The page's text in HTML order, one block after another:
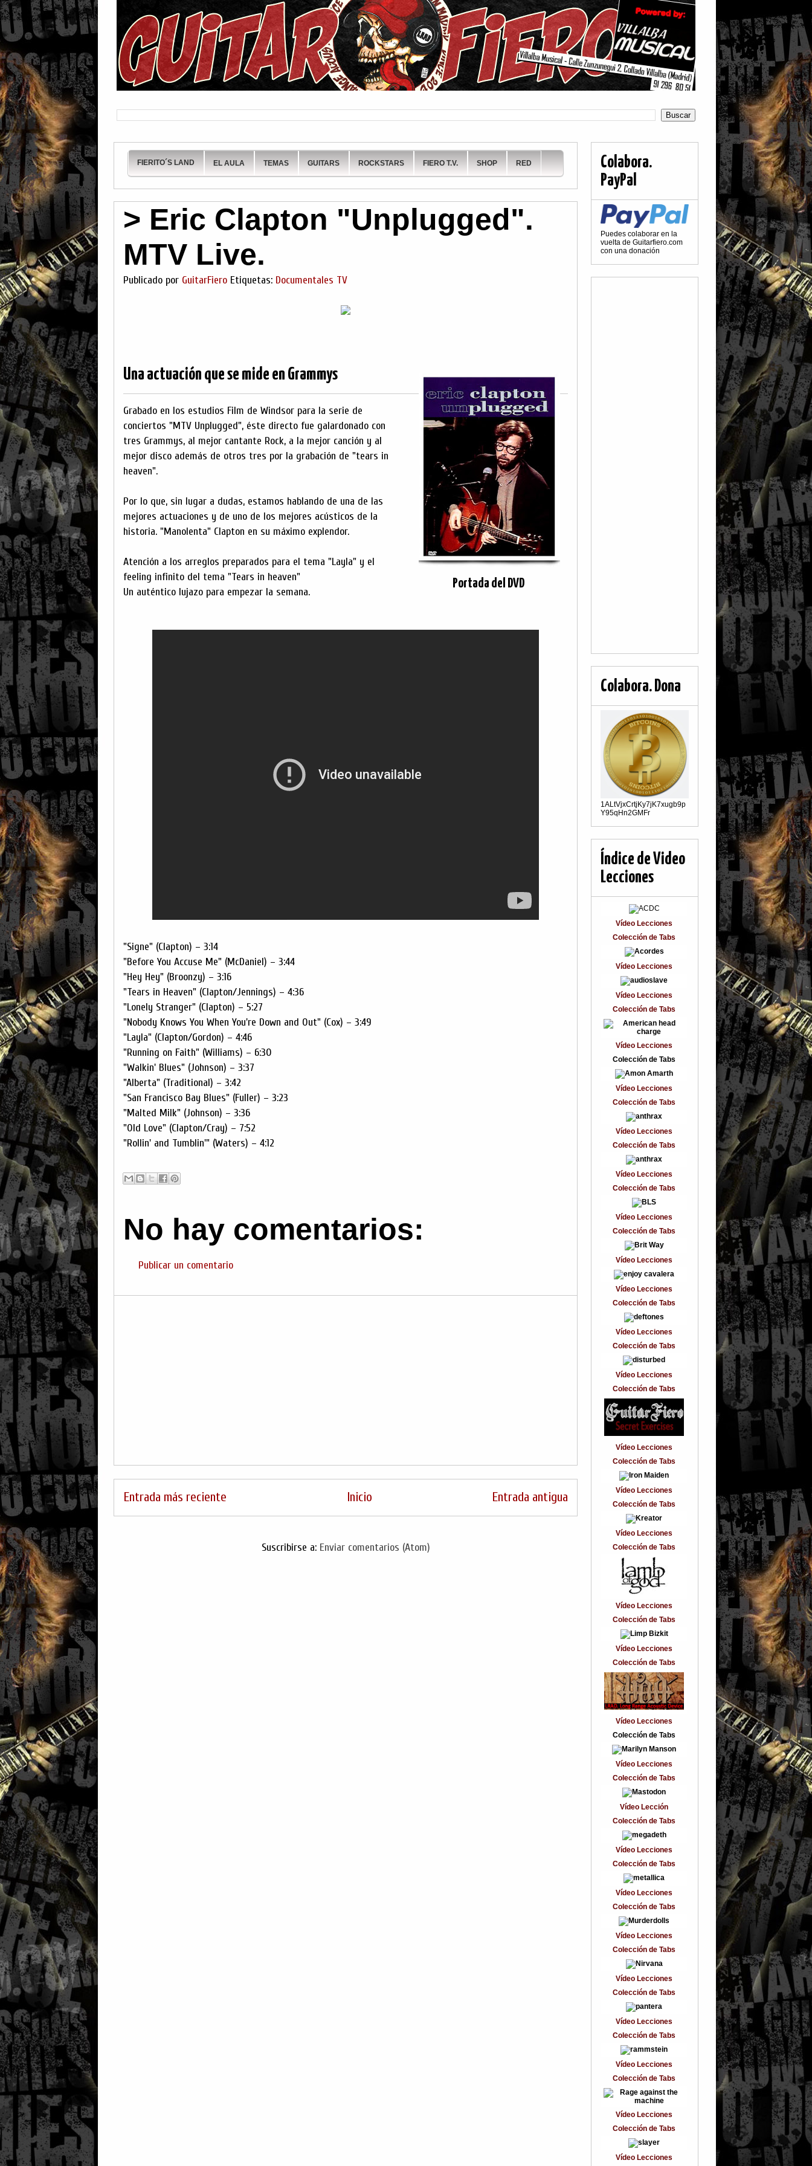
FIERITO´S LAND EL AULA TEMAS GUITARS ROCKSTARS FIERO T.V. SHOP RED
> Eric Clapton "Unplugged".
MTV Live.
Publicado por GuitarFiero Etiquetas: Documentales TV
Portada del DVD
Una actuación que se mide en Grammys
Grabado en los estudios Film de Windsor para la serie de
conciertos "MTV Unplugged", éste directo fue galardonado con
tres Grammys, al mejor cantante Rock, a la mejor canción y al
mejor disco además de otros tres por la grabación de "tears in
heaven".
Por lo que, sin lugar a dudas, estamos hablando de una de las
mejores actuaciones y de uno de los mejores acústicos de la
historia. "Manolenta" Clapton en su máximo explendor.
Atención a los arreglos preparados para el tema "Layla" y el
feeling infinito del tema "Tears in heaven"
Un auténtico lujazo para empezar la semana.
"Signe" (Clapton) – 3:14
"Before You Accuse Me" (McDaniel) – 3:44
"Hey Hey" (Broonzy) – 3:16
"Tears in Heaven" (Clapton/Jennings) – 4:36
"Lonely Stranger" (Clapton) – 5:27
"Nobody Knows You When You're Down and Out" (Cox) – 3:49
"Layla" (Clapton/Gordon) – 4:46
"Running on Faith" (Williams) – 6:30
"Walkin' Blues" (Johnson) – 3:37
"Alberta" (Traditional) – 3:42
"San Francisco Bay Blues" (Fuller) – 3:23
"Malted Milk" (Johnson) – 3:36
"Old Love" (Clapton/Cray) – 7:52
"Rollin' and Tumblin'" (Waters) – 4:12
No hay comentarios:
Publicar un comentario
Entrada más reciente Entrada antigua
Inicio
Suscribirse a: Enviar comentarios (Atom)
Colabora.
PayPal
Puedes colaborar en la
vuelta de Guitarfiero.com
con una donación
Colabora. Dona
1ALtVjxCrtjKy7jK7xugb9p
Y95qHn2GMFr
Índice de Video
Lecciones
Vídeo Lecciones
Colección de Tabs
Vídeo Lecciones
Vídeo Lecciones
Colección de Tabs
Vídeo Lecciones
Colección de Tabs
Vídeo Lecciones
Colección de Tabs
Vídeo Lecciones
Colección de Tabs
Vídeo Lecciones
Colección de Tabs
Vídeo Lecciones
Colección de Tabs
Vídeo Lecciones
Vídeo Lecciones
Colección de Tabs
Vídeo Lecciones
Colección de Tabs
Vídeo Lecciones
Colección de Tabs
Vídeo Lecciones
Colección de Tabs
Vídeo Lecciones
Colección de Tabs
Vídeo Lecciones
Colección de Tabs
Vídeo Lecciones
Colección de Tabs
Vídeo Lecciones
Colección de Tabs
Vídeo Lecciones
Colección de Tabs
Vídeo Lecciones
Colección de Tabs
Vídeo Lección
Colección de Tabs
Vídeo Lecciones
Colección de Tabs
Vídeo Lecciones
Colección de Tabs
Vídeo Lecciones
Colección de Tabs
Vídeo Lecciones
Colección de Tabs
Vídeo Lecciones
Colección de Tabs
Vídeo Lecciones
Colección de Tabs
Vídeo Lecciones
Colección de Tabs
Vídeo Lecciones